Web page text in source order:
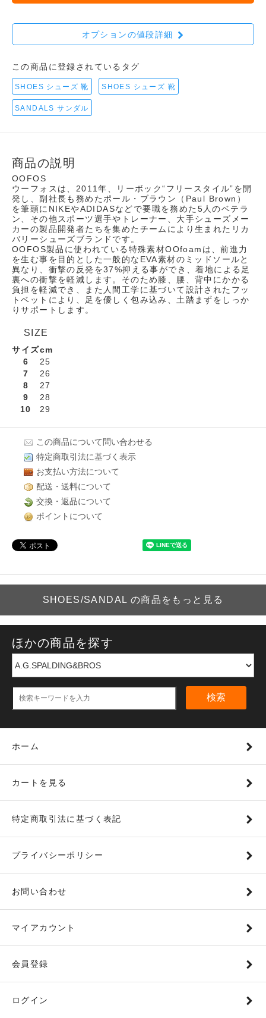
オプションの値段詳細
この商品に登録されているタグ
SHOES シューズ 靴 SHOES シューズ 靴
SANDALS サンダル
商品の説明
OOFOS
ウーフォスは、2011年、リーボック“フリースタイル”を開
発し、副社長も務めたポール・ブラウン（Paul Brown）
を筆頭にNIKEやADIDASなどで要職を務めた5人のベテラ
ン、その他スポーツ選手やトレーナー、大手シューズメー
カーの製品開発者たちを集めたチームにより生まれたリカ
バリーシューズブランドです。
OOFOS製品に使われている特殊素材OOfoamは、前進力
を生む事を目的とした一般的なEVA素材のミッドソールと
異なり、衝撃の反発を37%抑える事ができ、着地による足
裏への衝撃を軽減します。そのため膝、腰、背中にかかる
負担を軽減でき、また人間工学に基づいて設計されたフッ
トベットにより、足を優しく包み込み、土踏まずをしっか
りサポートします。
SIZE
サイズcm
6
25
7
26
8
27
9
28
10
29
この商品について問い合わせる
特定商取引法に基づく表示
お支払い方法について
配送・送料について
交換・返品について
ポイントについて
SHOES/SANDAL の商品をもっと見る
ほかの商品を探す
検索
ホーム
カートを見る
特定商取引法に基づく表記
プライバシーポリシー
お問い合わせ
マイアカウント
会員登録
ログイン